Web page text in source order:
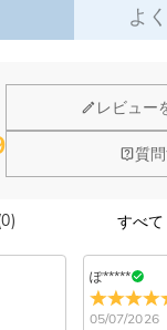
て）は下記になります。
よ
レビュー
質
0)
ぽ*****
05/07/2026
承っておりますか
。ご希望の数量、デ
お問い合わせくださ
求や制限等はあり
ために、お写真を選ぶ
像データ）の画像をご
？